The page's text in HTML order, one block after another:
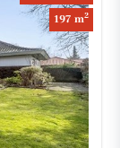
197 m2